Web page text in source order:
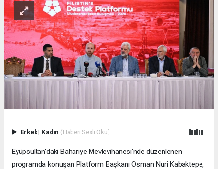
Erkek| Kadın (Haberi Sesli Oku)
Eyüpsultan'daki Bahariye Mevlevihanesi'nde düzenlenen
programda konuşan Platform Başkanı Osman Nuri Kabaktepe,